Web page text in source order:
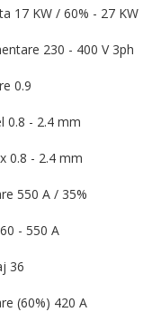
17 KW / 60% - 27 KW
230 - 400 V 3ph
0.9
0.8 - 2.4 mm
0.8 - 2.4 mm
550 A / 35%
- 550 A
36
(60%) 420 A